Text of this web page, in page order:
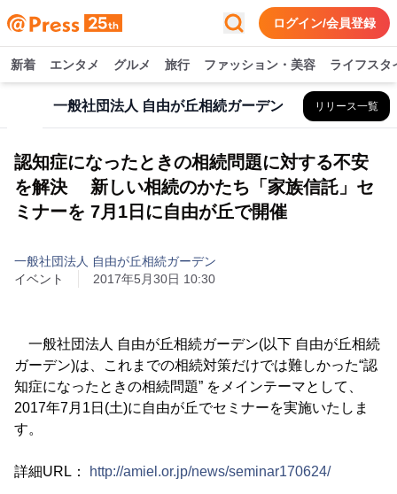
ログイン/会員登録
新着 エンタメ グルメ 旅行 ファッション・美容 ライフスタ
一般社団法人 自由が丘相続ガーデン リリース一覧
認知症になったときの相続問題に対する不安
を解決 新しい相続のかたち「家族信託」セ
ミナーを 7月1日に自由が丘で開催
一般社団法人 自由が丘相続ガーデン
イベント
2017年5月30日 10:30
一般社団法人 自由が丘相続ガーデン(以下 自由が丘相続
ガーデン)は、これまでの相続対策だけでは難しかった“認
知症になったときの相続問題” をメインテーマとして、
2017年7月1日(土)に自由が丘でセミナーを実施いたしま
す。
詳細URL： http://amiel.or.jp/news/seminar170624/